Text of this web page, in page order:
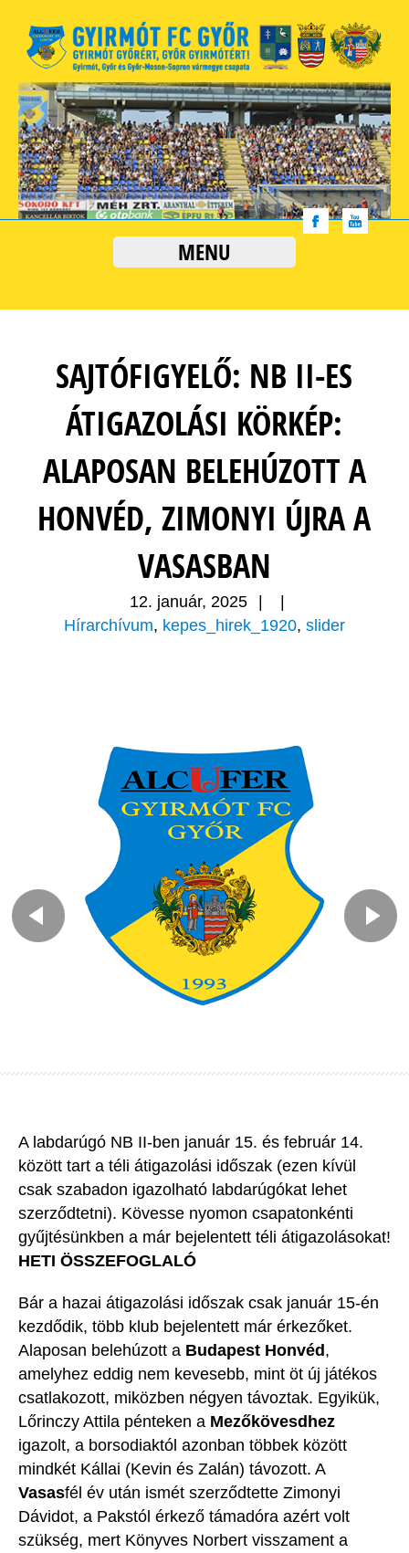
MENU
SAJTÓFIGYELŐ: NB II-ES
ÁTIGAZOLÁSI KÖRKÉP:
ALAPOSAN BELEHÚZOTT A
HONVÉD, ZIMONYI ÚJRA A
VASASBAN
12. január, 2025
Hírarchívum, kepes_hirek_1920, slider
A labdarúgó NB II-ben január 15. és február 14.
között tart a téli átigazolási időszak (ezen kívül
csak szabadon igazolható labdarúgókat lehet
szerződtetni). Kövesse nyomon csapatonkénti
gyűjtésünkben a már bejelentett téli átigazolásokat!
HETI ÖSSZEFOGLALÓ
Bár a hazai átigazolási időszak csak január 15-én
kezdődik, több klub bejelentett már érkezőket.
Alaposan belehúzott a Budapest Honvéd ,
amelyhez eddig nem kevesebb, mint öt új játékos
csatlakozott, miközben négyen távoztak. Egyikük,
Lőrinczy Attila pénteken a Mezőkövesdhez
igazolt, a borsodiaktól azonban többek között
mindkét Kállai (Kevin és Zalán) távozott. A
Vasasfél év után ismét szerződtette Zimonyi
Dávidot, a Pakstól érkező támadóra azért volt
szükség, mert Könyves Norbert visszament a